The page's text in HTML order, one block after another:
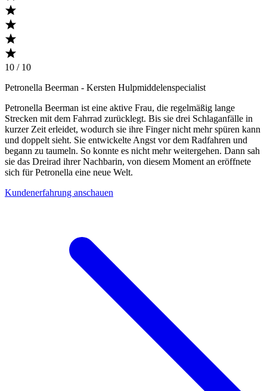
10 / 10
Petronella Beerman - Kersten Hulpmiddelenspecialist
Petronella Beerman ist eine aktive Frau, die regelmäßig lange
Strecken mit dem Fahrrad zurücklegt. Bis sie drei Schlaganfälle in
kurzer Zeit erleidet, wodurch sie ihre Finger nicht mehr spüren kann
und doppelt sieht. Sie entwickelte Angst vor dem Radfahren und
begann zu taumeln. So konnte es nicht mehr weitergehen. Dann sah
sie das Dreirad ihrer Nachbarin, von diesem Moment an eröffnete
sich für Petronella eine neue Welt.
Kundenerfahrung anschauen